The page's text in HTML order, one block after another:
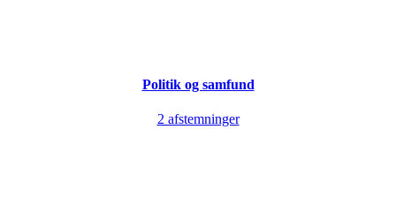
Politik og samfund
2 afstemninger